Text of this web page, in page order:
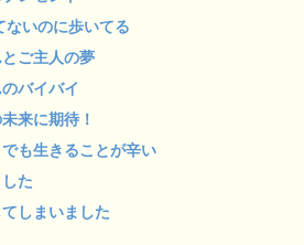
ないのに歩いてる
ご主人の夢
バイバイ
来に期待！
も生きることが辛い
た
しまいました